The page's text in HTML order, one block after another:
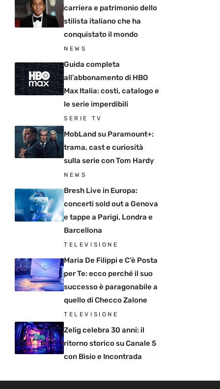
carriera e patrimonio dello
stilista italiano che ha
conquistato il mondo
NEWS
Guida completa
all’abbonamento di HBO
Max Italia: costi, catalogo e
le serie imperdibili
SERIE TV
MobLand su Paramount+:
trama, cast e curiosità
sulla serie con Tom Hardy
NEWS
Bresh Live in Europa:
concerti sold out a Genova
e tappe a Parigi, Londra e
Barcellona
TELEVISIONE
Maria De Filippi e C’è Posta
per Te: ecco perché il suo
successo è paragonabile a
quello di Checco Zalone
TELEVISIONE
Zelig celebra 30 anni: il
ritorno storico su Canale 5
con Bisio e Incontrada